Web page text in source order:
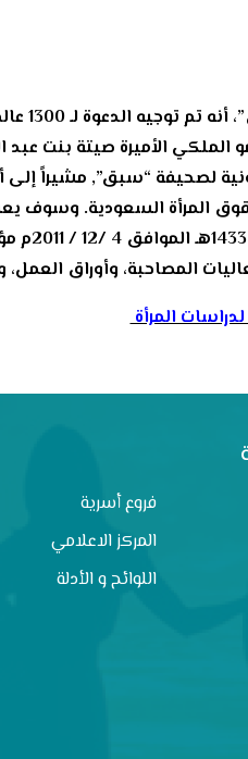
أكد
الأميرة صيتة بنت عبد
لصحيفة “سبق”, مشيراً
المرأة السعودية. وسوف
المشرفة
المصاحبة، وأوراق
المرأة
فروع أسرية
المركز الاعلامي
اللوائح و الأدلة